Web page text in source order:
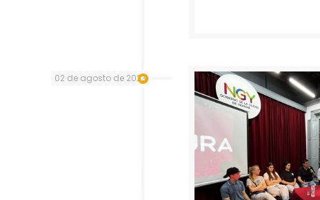
02 de agosto de 2023